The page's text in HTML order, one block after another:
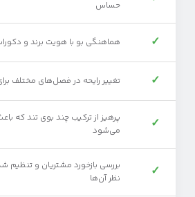
حساس
✓ هماهنگی بو با هویت برند و
✓ تغییر رایحه در فصل‌های مختلف برای
✓
پرهیز از ترکیب چند بوی تند که
می‌شود
✓
بررسی بازخورد مشتریان و تنظیم
نظر آن‌ها